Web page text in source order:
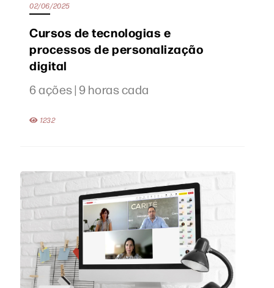
02/06/2025
Cursos de tecnologias e
processos de personalização
digital
6 ações | 9 horas cada
1232